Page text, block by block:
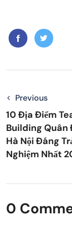
Previous
10 Địa Điểm
Building Quân
Hà Nội Đáng
Nghiệm Nhất
0